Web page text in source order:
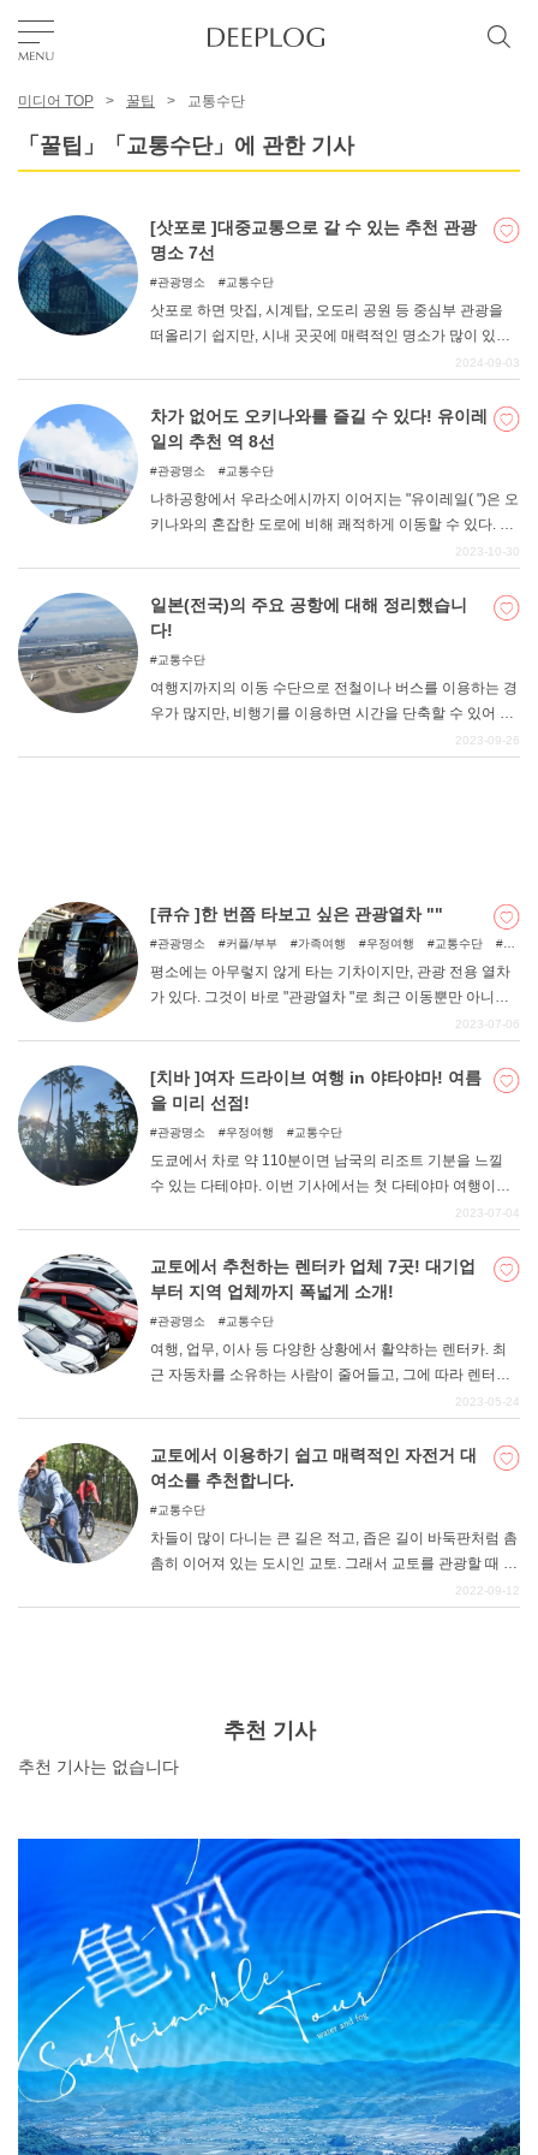
에리어
한국어
USD
DEEPLOG란
개인 정보보호
문의
미디어 TOP 꿀팁 교통수단
「꿀팁」「교통수단」에 관한 기사
[삿포로 ]대중교통으로 갈 수 있는 추천 관광
명소 7선
관광명소 교통수단
삿포로 하면 맛집, 시계탑, 오도리 공원 등 중심부 관광을
떠올리기 쉽지만, 시내 곳곳에 매력적인 명소가 많이 있다.
또한 대도시답게 교통망이 발달해 있어 대중교통으로 갈
로의 추천 관광지를 소개한다!
2024-09-03
차가 없어도 오키나와를 즐길 수 있다! 유이레
일의 추천 역 8선
관광명소 교통수단
나하공항에서 우라소에시까지 이어지는 "유이레일( ")은 오
키나와의 혼잡한 도로에 비해 쾌적하게 이동할 수 있다. 이
번 기사에서는 차 없이도 오키나와를 즐길 수 있는 추천 유
등 다양한 즐길 거리를 즐겨보자.
2023-10-30
일본(전국)의 주요 공항에 대해 정리했습니
다!
교통수단
여행지까지의 이동 수단으로 전철이나 버스를 이용하는 경
우가 많지만, 비행기를 이용하면 시간을 단축할 수 있어 여
행 일정에 여유를 가질 수 있다. 이번 기사에서는 전국에 있
2023-09-26
[큐슈 ]한 번쯤 타보고 싶은 관광열차 ""
관광명소 커플/부부 가족여행 우정여행 교통수단
평소에는 아무렇지 않게 타는 기차이지만, 관광 전용 열차
가 있다. 그것이 바로 "관광열차 "로 최근 이동뿐만 아니라
"타는 것 "자체를 즐길 수 있는 것으로 인기를 끌고 있다. 일
"등 다양한 유형의 관광열차가 있다. 이번 기사에서는 특히
관광열차에 힘을 쏟고 있는 JR큐슈의 중부에서 큐슈를 일
주하는 ", "에 초점을 맞춰 차내의 모습 등을 소개하고자 한
아니라, 타는 것 자체가 잊을 수 없는 이벤트가 되는 관광열
차 여행. 많은 설렘과 이야기를 담은 큐슈의 여행을 즐겨보
세요.
2023-07-06
[치바 ]여자 드라이브 여행 in 야타야마! 여름
을 미리 선점!
관광명소 우정여행 교통수단
도쿄에서 차로 약 110분이면 남국의 리조트 기분을 느낄
수 있는 다테야마. 이번 기사에서는 첫 다테야마 여행이나
여자들의 드라이브 여행으로 여름을 미리 즐기고 싶은 분
꼭 가봐야 할 왕도 관광지부터 포토제닉한 명소, 디저트까
지 여자 여행에 빼놓을 수 없는 장소가 가득하다. 다테야마
의 관광지는 모두 조금 떨어져 있기 때문에 렌터카를 빌려
2023-07-04
교토에서 추천하는 렌터카 업체 7곳! 대기업
부터 지역 업체까지 폭넓게 소개!
관광명소 교통수단
여행, 업무, 이사 등 다양한 상황에서 활약하는 렌터카. 최
근 자동차를 소유하는 사람이 줄어들고, 그에 따라 렌터카
카 서비스부터 교토에 뿌리를 둔 로컬 렌터카 업체까지 폭
넓게 정리했다. 요금, 서비스, 차종 다양성 등 각기 다른 강
점을 가지고 있으니 하나하나 비교해보자. (기재된 예산은
2023-05-24
교토에서 이용하기 쉽고 매력적인 자전거 대
여소를 추천합니다.
교통수단
차들이 많이 다니는 큰 길은 적고, 좁은 길이 바둑판처럼 촘
촘히 이어져 있는 도시인 교토. 그래서 교토를 관광할 때 도
보만으로는 이동에 너무 많은 시간이 소요되어 효율적으로
을 소개하고자 한다.
2022-09-12
추천 기사
추천 기사는 없습니다